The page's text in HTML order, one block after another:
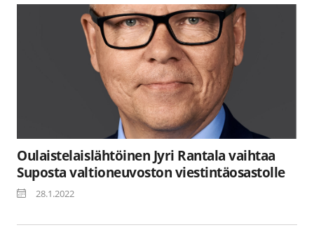
Oulaistelaislähtöinen Jyri Rantala vaihtaa
Suposta valtioneuvoston viestintäosastolle
28.1.2022